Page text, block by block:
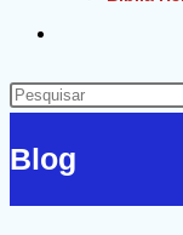
do
site
Pesquisar
site
Blog